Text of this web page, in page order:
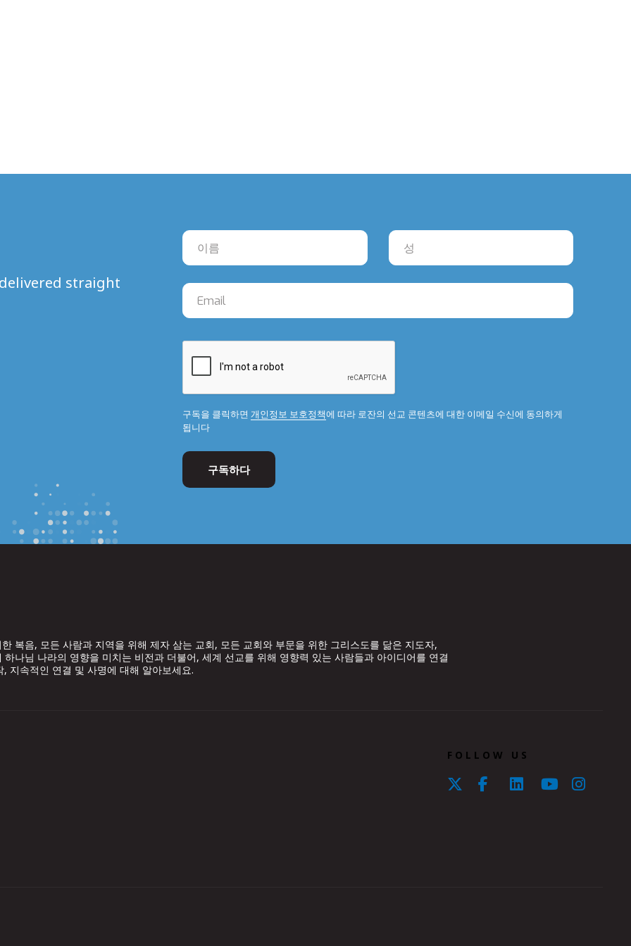
straight
구독을 클릭하면 개인정보 보호정책에 따라 로잔의 선교 콘텐츠에 대한 이메일 수신에 동의하게
됩니다
복음, 모든 사람과 지역을 위해 제자 삼는 교회, 모든 교회와 부문을 위한 그리스도를 닮은 지도자,
나님 나라의 영향을 미치는 비전과 더불어, 세계 선교를 위해 영향력 있는 사람들과 아이디어를 연결
지속적인 연결 및 사명에 대해 알아보세요.
FOLLOW US